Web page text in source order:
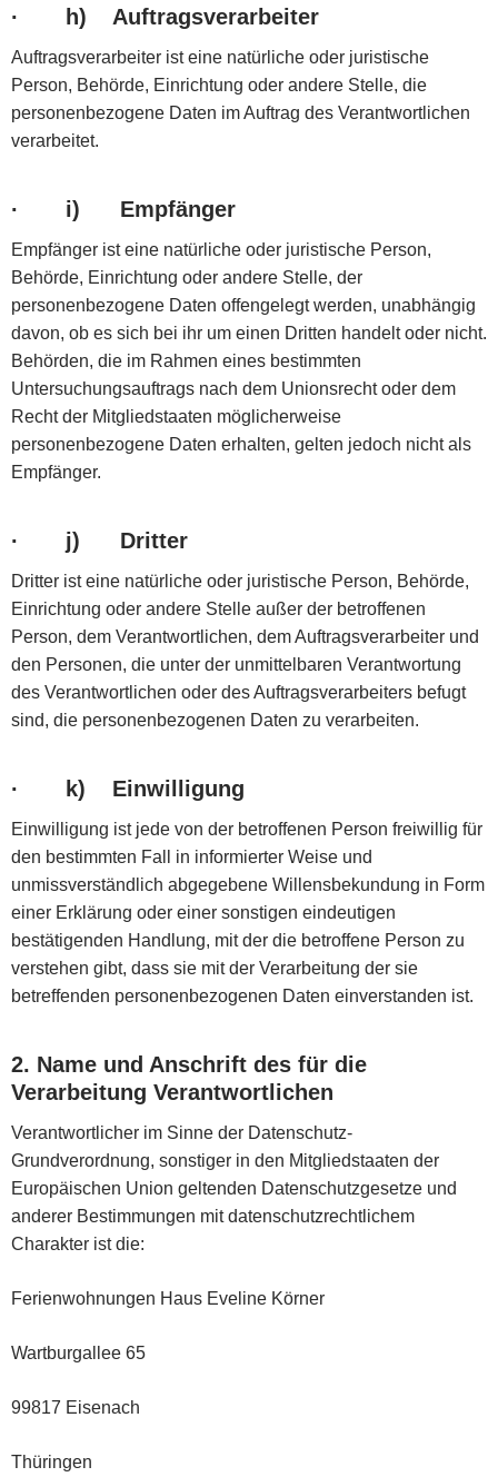
· h) Auftragsverarbeiter
Auftragsverarbeiter ist eine natürliche oder juristische
Person, Behörde, Einrichtung oder andere Stelle, die
personenbezogene Daten im Auftrag des Verantwortlichen
verarbeitet.
· i) Empfänger
Empfänger ist eine natürliche oder juristische Person,
Behörde, Einrichtung oder andere Stelle, der
personenbezogene Daten offengelegt werden, unabhängig
davon, ob es sich bei ihr um einen Dritten handelt oder nicht.
Behörden, die im Rahmen eines bestimmten
Untersuchungsauftrags nach dem Unionsrecht oder dem
Recht der Mitgliedstaaten möglicherweise
personenbezogene Daten erhalten, gelten jedoch nicht als
Empfänger.
· j) Dritter
Dritter ist eine natürliche oder juristische Person, Behörde,
Einrichtung oder andere Stelle außer der betroffenen
Person, dem Verantwortlichen, dem Auftragsverarbeiter und
den Personen, die unter der unmittelbaren Verantwortung
des Verantwortlichen oder des Auftragsverarbeiters befugt
sind, die personenbezogenen Daten zu verarbeiten.
· k) Einwilligung
Einwilligung ist jede von der betroffenen Person freiwillig für
den bestimmten Fall in informierter Weise und
unmissverständlich abgegebene Willensbekundung in Form
einer Erklärung oder einer sonstigen eindeutigen
bestätigenden Handlung, mit der die betroffene Person zu
verstehen gibt, dass sie mit der Verarbeitung der sie
betreffenden personenbezogenen Daten einverstanden ist.
2. Name und Anschrift des für die
Verarbeitung Verantwortlichen
Verantwortlicher im Sinne der Datenschutz-
Grundverordnung, sonstiger in den Mitgliedstaaten der
Europäischen Union geltenden Datenschutzgesetze und
anderer Bestimmungen mit datenschutzrechtlichem
Charakter ist die:
Ferienwohnungen Haus Eveline Körner
Wartburgallee 65
99817 Eisenach
Thüringen